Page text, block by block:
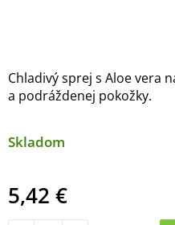
Chladivý sprej s Aloe vera
a podráždenej pokožky.
Skladom
5,42 €